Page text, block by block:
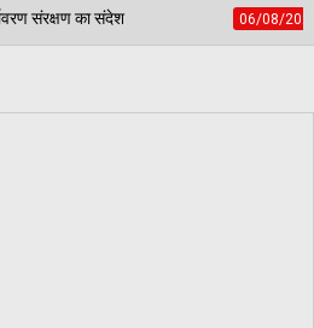
06/08/2026 पंजाब स्कूल गेम्स में डबवाली टीटी